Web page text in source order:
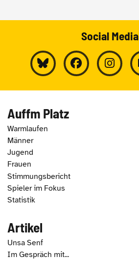
Social Media
Auffm Platz
Warmlaufen
Männer
Jugend
Frauen
Stimmungsbericht
Spieler im Fokus
Statistik
Artikel
Unsa Senf
Im Gespräch mit...